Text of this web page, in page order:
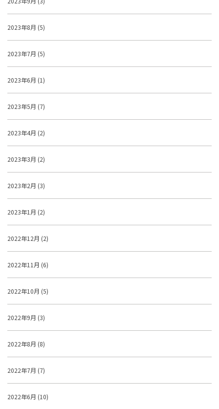
2023年8月 (5)
2023年7月 (5)
2023年6月 (1)
2023年5月 (7)
2023年4月 (2)
2023年3月 (2)
2023年2月 (3)
2023年1月 (2)
2022年12月 (2)
2022年11月 (6)
2022年10月 (5)
2022年9月 (3)
2022年8月 (8)
2022年7月 (7)
2022年6月 (10)